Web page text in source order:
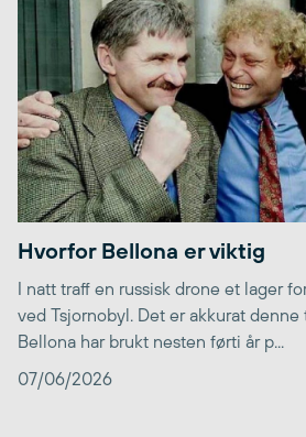
Hvorfor Bellona er viktig
I natt traff en russisk drone et lager
ved Tsjornobyl. Det er akkurat
Bellona har brukt nesten førti år p...
07/06/2026